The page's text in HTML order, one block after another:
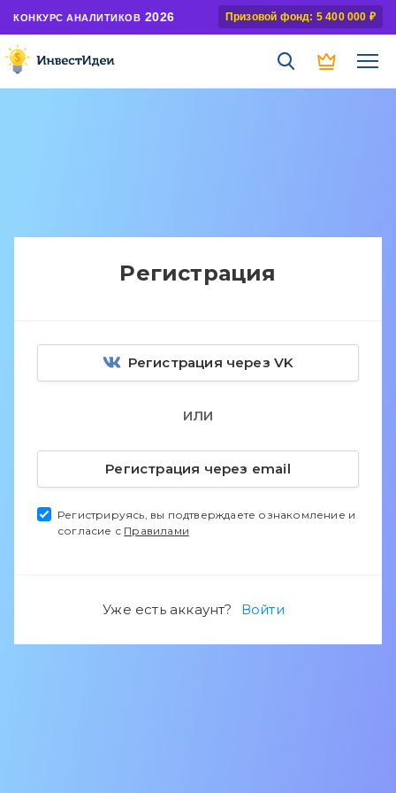
КОНКУРС АНАЛИТИКОВ 2026 Призовой фонд: 5 400 000 ₽
Регистрация
Регистрация через VK
ИЛИ
Регистрация через email
Регистрируясь, вы подтверждаете ознакомление и
согласие с Правилами
Уже есть аккаунт? Войти